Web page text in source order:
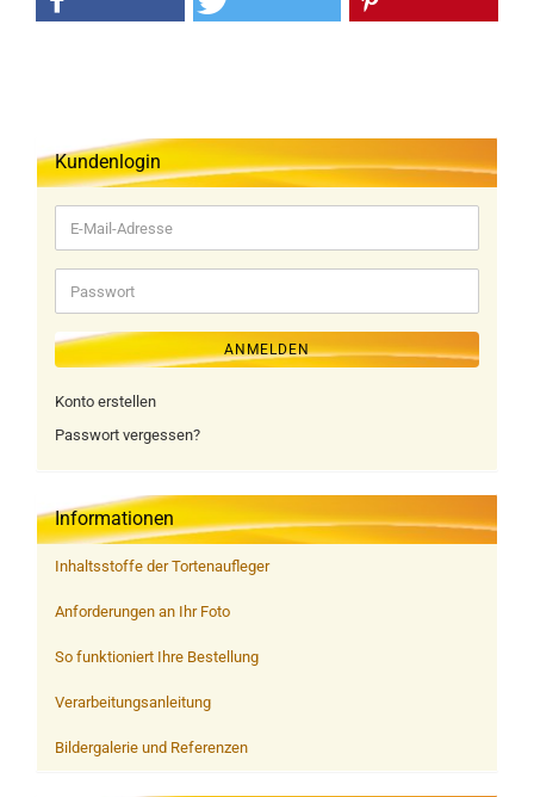
Kundenlogin
E-
Mail-
Adresse
Passwort
ANMELDEN
Konto erstellen
Passwort vergessen?
Informationen
Inhaltsstoffe der Tortenaufleger
Anforderungen an Ihr Foto
So funktioniert Ihre Bestellung
Verarbeitungsanleitung
Bildergalerie und Referenzen